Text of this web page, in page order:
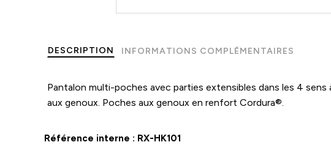
DESCRIPTION INFORMATIONS COMPLÉMENTAIRES
Pantalon multi-poches avec parties extensibles dans les 4 sens
aux genoux. Poches aux genoux en renfort Cordura®.
Référence interne : RX-HK101